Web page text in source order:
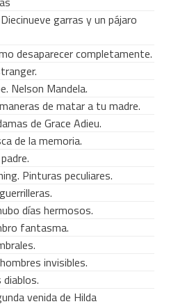
garras y un pájaro
desaparecer completamente.
Nelson Mandela.
de matar a tu madre.
de Grace Adieu.
de la memoria.
Pinturas peculiares.
días hermosos.
fantasma.
invisibles.
venida de Hilda